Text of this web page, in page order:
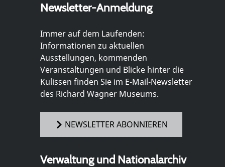
Newsletter-Anmeldung
Immer auf dem Laufenden:
Informationen zu aktuellen
Ausstellungen, kommenden
Veranstaltungen und Blicke hinter die
Kulissen finden Sie im E-Mail-Newsletter
des Richard Wagner Museums.
NEWSLETTER ABONNIEREN
Verwaltung und Nationalarchiv